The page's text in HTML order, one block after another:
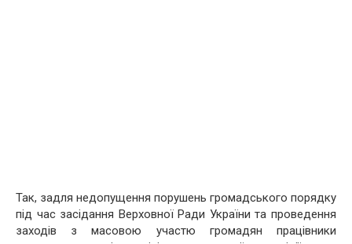
Так, задля недопущення порушень громадського порядку
під час засідання Верховної Ради України та проведення
заходів з масовою участю громадян працівники